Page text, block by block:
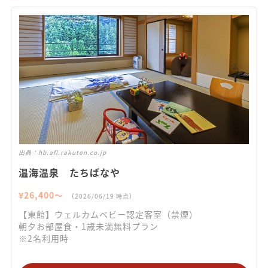
出典： hb.afl.rakuten.co.jp
温海温泉 たちばなや
¥26,400〜 （2026/06/19 時点）
【東館】ウェルカムベビー認定客室（禁煙）
朝夕お部屋食・1歳未満無料プラン
※2名利用時